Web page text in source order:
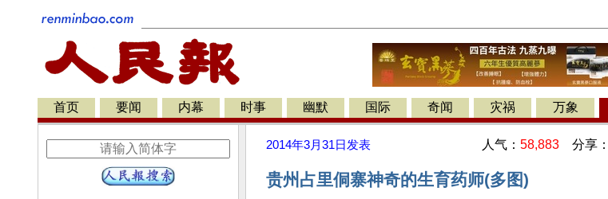
首页 要闻 内幕 时事 幽默 国际 奇闻 灾祸 万象
2014年3月31日 发表 人气： 58,883 分享：
贵州占里侗寨神奇的生育药师(多图)